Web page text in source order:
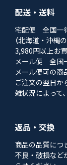
配送・送料
宅配便 全国一
（北海道・沖縄
3,980円以上お
メール便 全国
メール便可の商
ご注文の翌日か
雑状況によって
返品・交換
商品の品質につ
不良・破損など